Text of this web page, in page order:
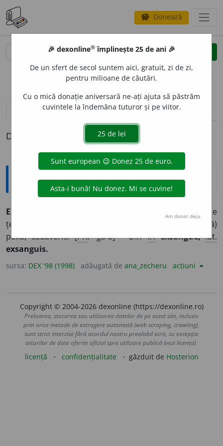
savings Donează
clear
opțiuni
definiții (1)
Definiția cu ID-ul 50803:
Explicative DEX
EXS
; despre
țesuturi) Care este lipsit de sânge; (despre obraji, față)
palid, cadaveric. [Pr.:-gu-u] – Dinfr. exsangue, lat.
exsanguis.
sursa: DEX '98 (1998) adăugată de ana_zecheru acțiuni
Copyright © 2004-2026 dexonline (https://dexonline.ro)
Preluarea, stocarea sau utilizarea datelor de pe acest site, inclusiv
prin orice metode de extragere automată (web scraping, crawling),
sunt strict interzise fără acordul nostru prealabil scris, cu excepția
seturilor de date oferite oficial spre utilizare publică (vezi licența).
licență confidențialitate găzduit de Hosterion
🎉 dexonline® împlinește 25 de ani 🎉
De un sfert de secol suntem aici, gratuit, zi de zi,
pentru milioane de căutări.
Cu o mică donație aniversară ne-ați ajuta să păstrăm
cuvintele la îndemâna tuturor și pe viitor.
Am donat deja.